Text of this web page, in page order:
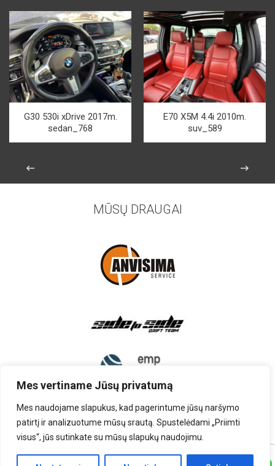
Mes vertiname Jūsų privatumą
Mes naudojame slapukus, kad pagerintume jūsų naršymo
patirtį ir analizuotume mūsų srautą. Spustelėdami „Priimti
visus“, jūs sutinkate su mūsų slapukų naudojimu.
G30 530i xDrive 2017m.
sedan_768
E70 X5M 4.4i 2010m.
suv_589
MŪSŲ DRAUGAI